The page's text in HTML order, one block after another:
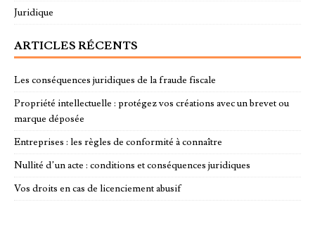
Juridique
ARTICLES RÉCENTS
Les conséquences juridiques de la fraude fiscale
Propriété intellectuelle : protégez vos créations avec un brevet ou
marque déposée
Entreprises : les règles de conformité à connaître
Nullité d’un acte : conditions et conséquences juridiques
Vos droits en cas de licenciement abusif